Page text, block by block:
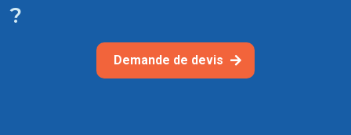
?
Demande de devis